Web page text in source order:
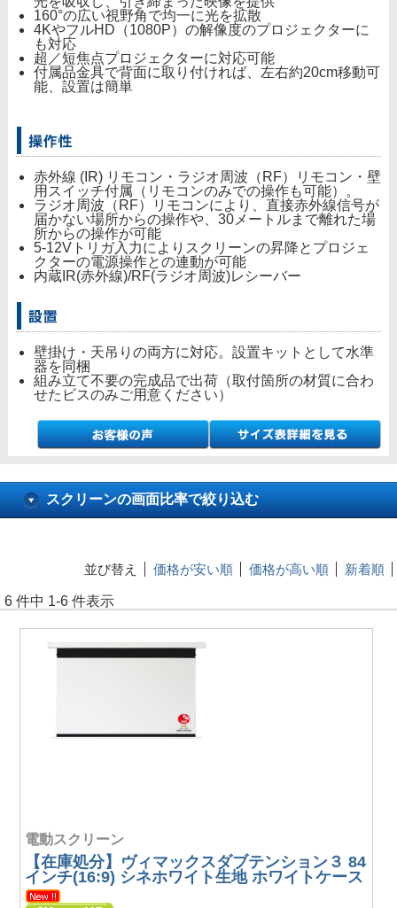
160°の広い視野角で均一に光を拡散
4KやフルHD（1080P）の解像度のプロジェクターに
も対応
超／短焦点プロジェクターに対応可能
付属品金具で背面に取り付ければ、左右約20cm移動可
能、設置は簡単
赤外線 (IR) リモコン・ラジオ周波（RF）リモコン・壁
用スイッチ付属（リモコンのみでの操作も可能）。
ラジオ周波（RF）リモコンにより、直接赤外線信号が
届かない場所からの操作や、30メートルまで離れた場
所からの操作が可能
5-12Vトリガ入力によりスクリーンの昇降とプロジェ
クターの電源操作との連動が可能
内蔵IR(赤外線)/RF(ラジオ周波)レシーバー
壁掛け・天吊りの両方に対応。設置キットとして水準
器を同梱
組み立て不要の完成品で出荷（取付箇所の材質に合わ
せたビスのみご用意ください）
スクリーンの画面比率で絞り込む
並び替え 価格が安い順 価格が高い順 新着順
6 件中 1-6 件表示
電動スクリーン
【在庫処分】ヴィマックスダブテンション３ 84
インチ(16:9) シネホワイト生地 ホワイトケース